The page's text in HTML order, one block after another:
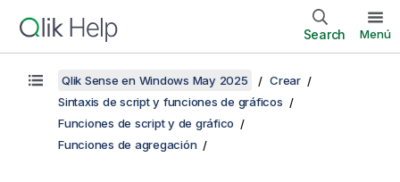
Search Menú
Qlik Sense en Windows May 2025
Crear
Sintaxis de script y funciones de gráficos
Funciones de script y de gráfico
Funciones de agregación